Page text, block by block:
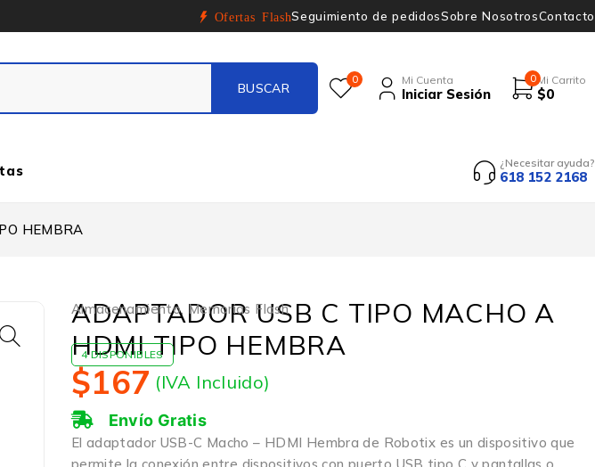
Ofertas FlashSeguimiento de pedidosSobre NosotrosContacto
0 Mi Cuenta
Iniciar Sesión
0 Mi Carrito
$0
¿Necesitar ayuda?
618 152 2168
HEMBRA
Almacenamiento, Memorias Flash
ADAPTADOR USB C TIPO MACHO A
HDMI TIPO HEMBRA
4 DISPONIBLES
$167 (IVA Incluido)
Envío Gratis
El adaptador USB-C Macho – HDMI Hembra de Robotix es un dispositivo que